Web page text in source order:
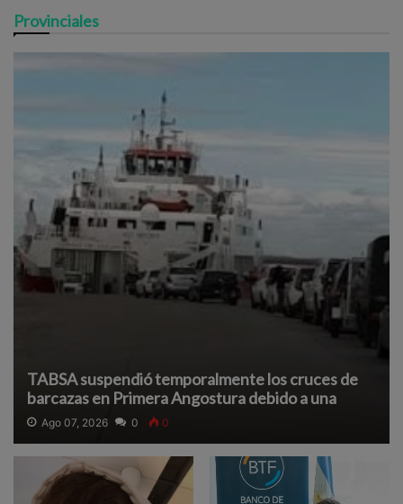
Provinciales
TABSA suspendió temporalmente los cruces de
barcazas en Primera Angostura debido a una
densa neblina que reduce la visibilidad y afecta la
navegación segura.
Ago 07, 2026 0 0